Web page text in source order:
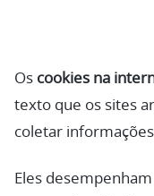
Os cookies na
texto que os sites
coletar
Eles